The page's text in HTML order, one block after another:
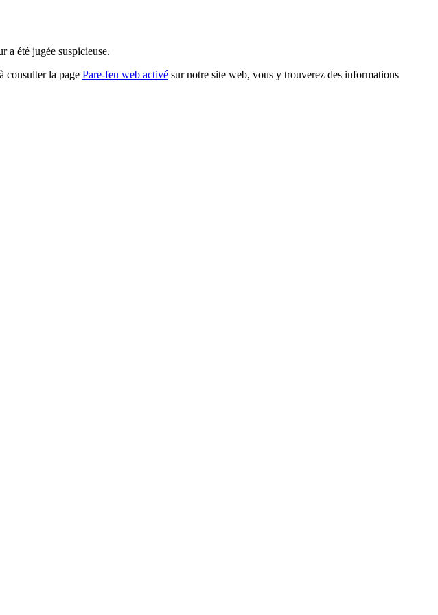
a été jugée suspicieuse.
consulter la page Pare-feu web activé sur notre site web, vous y trouverez des informations